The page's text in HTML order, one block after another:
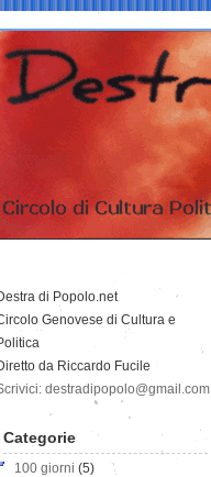
di Popolo.net
Genovese di Cultura e
da Riccardo Fucile
destradipopolo@gmail.com
Categorie
100 giorni (5)